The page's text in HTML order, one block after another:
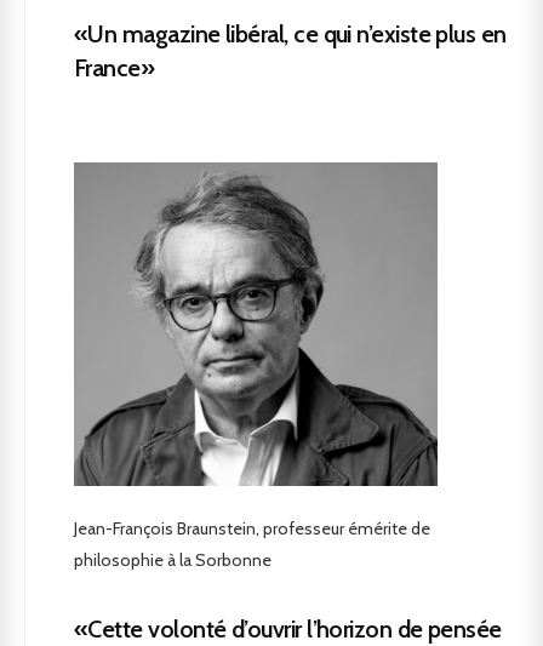
«Un magazine libéral, ce qui n’existe plus en
France»
Jean-François Braunstein, professeur émérite de
philosophie à la Sorbonne
«Cette volonté d’ouvrir l’horizon de pensée